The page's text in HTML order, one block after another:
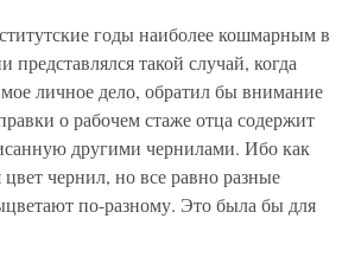
годы наиболее кошмарным в
такой случай, когда
личное дело, обратил бы внимание
о рабочем стаже отца содержит
другими чернилами. Ибо как
чернил, но все равно разные
по-разному. Это была бы для